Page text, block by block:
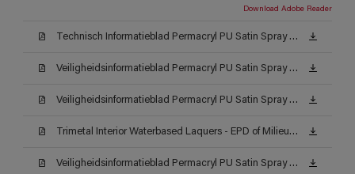
Download Adobe Reader
Technisch Informatieblad Permacryl PU Satin Spray (TDS)
Veiligheidsinformatieblad Permacryl PU Satin Spray AC (MSDS)
Veiligheidsinformatieblad Permacryl PU Satin Spray AW (MSDS)
Trimetal Interior Waterbased Laquers - EPD of Milieuproductverklaring
Veiligheidsinformatieblad Permacryl PU Satin Spray AW (MSDS)